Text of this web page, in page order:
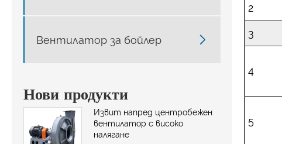
Вентилатор за бойлер 
Нови продукти
Извит напред центробежен
вентилатор с високо
налягане
2
3
4
5